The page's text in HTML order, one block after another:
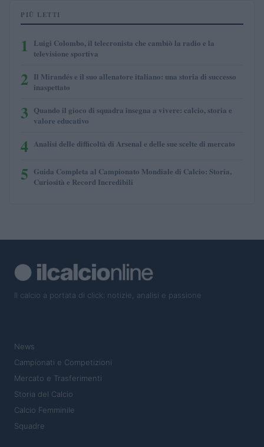
PIÙ LETTI
1
Luigi Colombo, il telecronista che cambiò la radio e la
televisione sportiva
2 Il Mirandés e il suo allenatore italiano: una storia di successo
inaspettato
3 Quando il gioco di squadra insegna a vivere: calcio, storia e
valore educativo
4 Analisi delle difficoltà di Arsenal e delle sue scelte di mercato
5 Guida Completa al Campionato Mondiale di Calcio: Storia,
Curiosità e Record Incredibili
Il calcio a portata di click: notizie, analisi e passione
News
Campionati e Competizioni
Mercato e Trasferimenti
Storia del Calcio
Calcio Femminile
Squadre